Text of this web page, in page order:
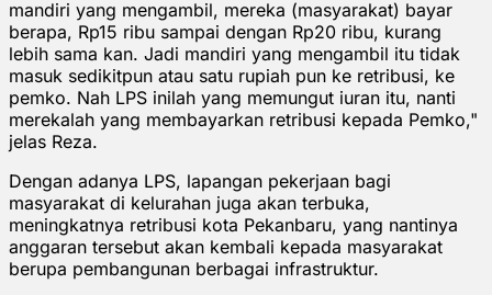
mandiri yang mengambil, mereka (masyarakat) bayar
berapa, Rp15 ribu sampai dengan Rp20 ribu, kurang
lebih sama kan. Jadi mandiri yang mengambil itu tidak
masuk sedikitpun atau satu rupiah pun ke retribusi, ke
pemko. Nah LPS inilah yang memungut iuran itu, nanti
merekalah yang membayarkan retribusi kepada Pemko,"
jelas Reza.
Dengan adanya LPS, lapangan pekerjaan bagi
masyarakat di kelurahan juga akan terbuka,
meningkatnya retribusi kota Pekanbaru, yang nantinya
anggaran tersebut akan kembali kepada masyarakat
berupa pembangunan berbagai infrastruktur.